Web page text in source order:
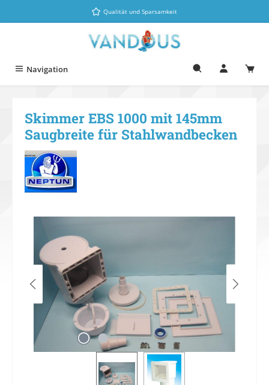
Zum Hauptinhalt springenQualität und Sparsamkeit
Navigation
Skimmer EBS 1000 mit 145mm
Saugbreite für Stahlwandbecken